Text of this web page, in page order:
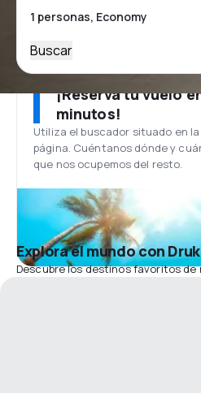
Buscar
¡Reserva tu vuelo
minutos!
Utiliza el buscador situado en
página. Cuéntanos dónde y
que nos ocupemos del resto.
Explora el mundo con
Descubre los destinos favoritos